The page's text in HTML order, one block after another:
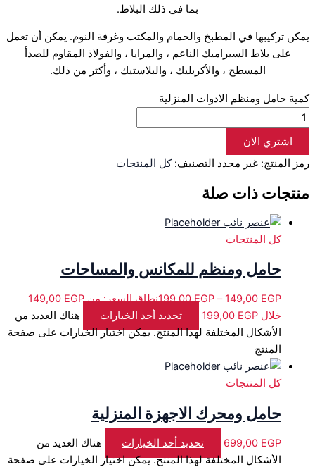
بما في ذلك البلاط.
يمكن تركيبها في المطبخ والحمام والمكتب وغرفة النوم. يمكن أن تعمل
على بلاط السيراميك الناعم ، والمرايا ، والفولاذ المقاوم للصدأ
المسطح ، والأكريليك ، والبلاستيك ، وأكثر من ذلك.
كمية حامل ومنظم الادوات المنزلية
اشتري الان
رمز المنتج: غير محدد التصنيف:كل المنتجات
منتجات ذات صلة
كل المنتجات
حامل ومنظم للمكانس والمساحات
149,00 EGP
–
199,00EGP
خلال ⁦199,00 EGP⁩
تحديد أحد الخيارات
هناك العديد من
الأشكال المختلفة لهذا المنتج. يمكن اختيار الخيارات على صفحة
المنتج
كل المنتجات
حامل ومحرك الاجهزة المنزلية
699,00 EGP تحديد أحد الخيارات
هناك العديد من
الأشكال المختلفة لهذا المنتج. يمكن اختيار الخيارات على صفحة